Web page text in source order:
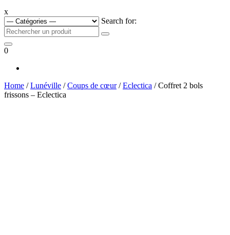
x
Search for:
0
Home /Lunéville /Coups de cœur/Eclectica / Coffret 2 bols
frissons – Eclectica